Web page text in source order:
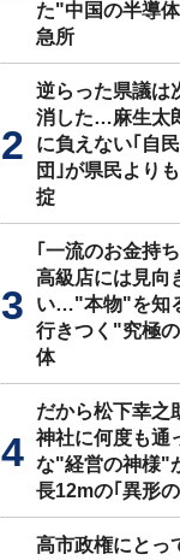
た"中国の半導
急所
逆らった県議は
消した…麻生太
に負えない｢自
団｣が県民より
掟
｢一流のお金持
高級店には見向
い…"本物"を知
行きつく"究極
体
だから松下幸之
神社に何度も
な"経営の神様"
長12mの｢異形
高市政権にとっ